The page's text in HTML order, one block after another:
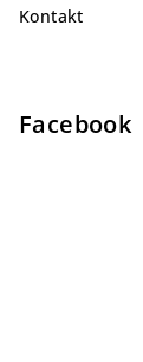
Kontakt
Facebook